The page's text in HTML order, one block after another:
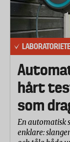
hårt
som
En automatisk
enklare: